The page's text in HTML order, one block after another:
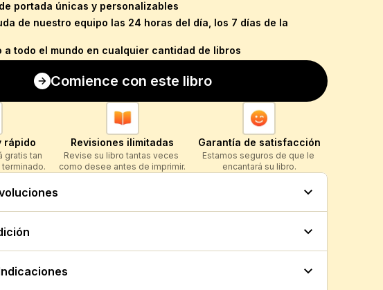
portada únicas y personalizables
de nuestro equipo las 24 horas del día, los 7 días de la
a todo el mundo en cualquier cantidad de libros
Comience con este libro
rápido
gratis tan
Revisiones ilimitadas
Revise su libro tantas veces
como desee antes de imprimir.
Garantía de satisfacción
Estamos seguros de que le
encantará su libro.